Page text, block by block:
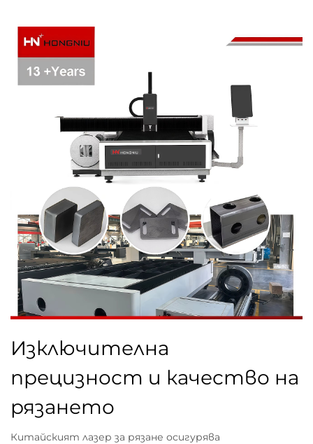
Изключителна
прецизност и качество на
рязането
Китайският лазер за рязане осигурява